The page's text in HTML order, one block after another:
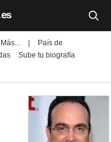
Más...
País de
Sube tu biografía